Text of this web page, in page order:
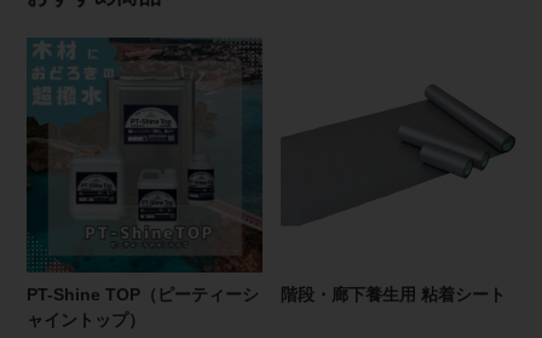
PT-Shine TOP（ピーティーシ
ャイントップ）
階段・廊下養生用 粘着シート